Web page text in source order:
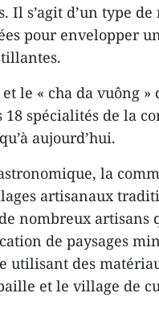
Il s’agit d’un type
pour envelopper
le « cha da vuông
spécialités de la
aujourd’hui.
la
artisanaux
nombreux
de paysages
utilisant des
et le village de